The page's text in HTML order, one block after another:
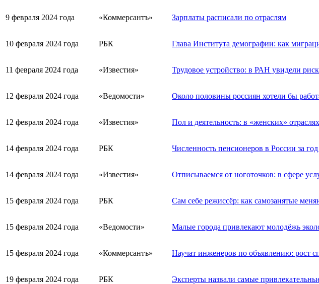
9 февраля 2024 года «Коммерсантъ» Зарплаты расписали по отраслям
10 февраля 2024 года РБК Глава Института демографии: как
11 февраля 2024 года «Известия» Трудовое устройство: в РАН увидели
12 февраля 2024 года «Ведомости» Около половины россиян хотели бы
12 февраля 2024 года «Известия» Пол и деятельность: в «женских»
14 февраля 2024 года РБК Численность пенсионеров в России за
14 февраля 2024 года «Известия» Отписываемся от ноготочков: в сфере
15 февраля 2024 года РБК Сам себе режиссёр: как самозанятые
15 февраля 2024 года «Ведомости» Малые города привлекают молодёжь
15 февраля 2024 года «Коммерсантъ» Научат инженеров по объявлению: рост
19 февраля 2024 года РБК Эксперты назвали самые